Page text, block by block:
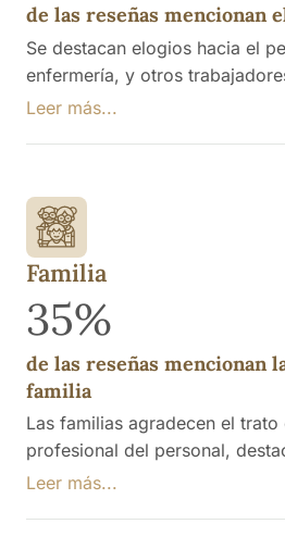
de las reseñas mencionan
Se destacan elogios hacia el
enfermería, y otros
descritos como amables,
directora y su capacidad de
Leer más...
Familia
35%
de las reseñas mencionan
familia
Las familias agradecen el
profesional del personal,
apoyo brindados durante
Leer más...